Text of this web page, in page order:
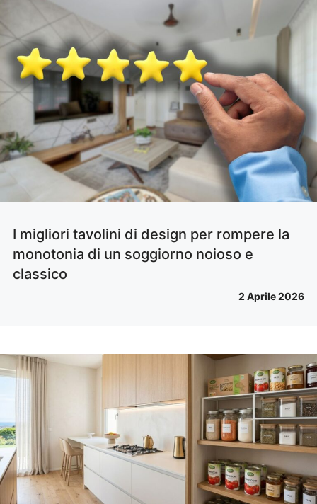
I migliori tavolini di design per rompere la
monotonia di un soggiorno noioso e
classico
2 Aprile 2026